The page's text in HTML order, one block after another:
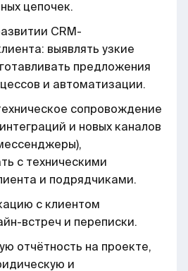
цепочек.
CRM-
выявлять узкие
предложения
и автоматизации.
сопровождение
и новых каналов
с техническими
и подрядчиками.
с клиентом
встреч и переписки.
отчётность на проекте,
и